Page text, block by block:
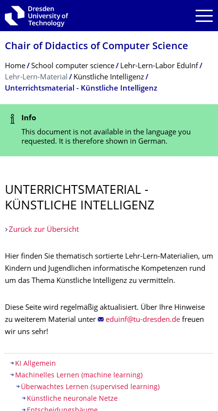
Skip to main navigation
Skip to search
Skip to content
Chair of Didactics of Computer Science
Breadcrumb Menu
Home School computer science
Lehr-Lern-Labor EduInf
Lehr-Lern-Material
Künstliche Intelligenz
Unterrichtsmaterial - Künstliche Intelligenz
Status Message
Info
This document is not available in the language you
requested. It is therefore shown in German.
UNTERRICHTSMA­TERIAL -
KÜNSTLICHE INTELLIGENZ
Zurück zur Übersicht
Hier finden Sie thematisch sortierte Lehr-Lern-Materialien, um
Kindern und Jugendlichen informatische Kompetenzen rund
um das Thema Künstliche Intelligenz zu vermitteln.
Diese Seite wird regelmäßig aktualisiert. Über Ihre Hinweise
zu weiterem Material unter
freuen
wir uns sehr!
Table of contents
KI Allgemein
Machinelles Lernen (machine learning)
Überwachtes Lernen (supervised learning)
Künstliche neuronale Netze